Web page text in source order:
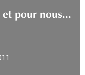
et pour nous...